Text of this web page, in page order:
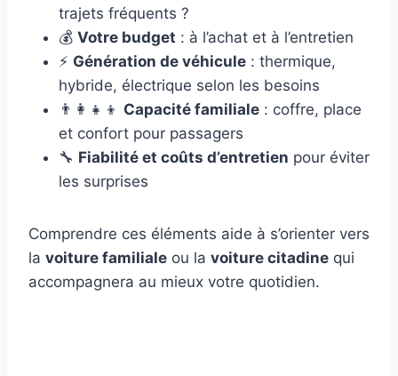
trajets fréquents ?
💰 Votre budget : à l’achat et à l’entretien
⚡ Génération de véhicule : thermique,
hybride, électrique selon les besoins
👨‍👩‍👧‍👦 Capacité familiale : coffre, place
et confort pour passagers
🔧 Fiabilité et coûts d’entretien pour éviter
les surprises
Comprendre ces éléments aide à s’orienter vers
la voiture familiale ou la voiture citadine qui
accompagnera au mieux votre quotidien.